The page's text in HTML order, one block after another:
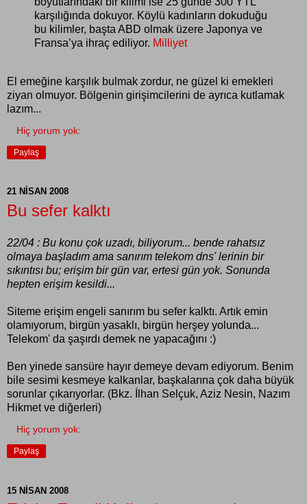
karşılığında dokuyor. Köylü kadınların dokuduğu
bu kilimler, başta ABD olmak üzere Japonya ve
Fransa’ya ihraç ediliyor. Milliyet
El emeğine karşılık bulmak zordur, ne güzel ki emekleri
ziyan olmuyor. Bölgenin girişimcilerini de ayrıca kutlamak
lazım...
Hiç yorum yok:
Paylaş
21 NISAN 2008
Bu sefer kalktı
22/04 : Bu konu çok uzadı, biliyorum... bende rahatsız
olmaya başladım ama sanırım telekom dns' lerinin bir
sıkıntısı bu; erişim bir gün var, ertesi gün yok. Sonunda
hepten erişim kesildi...
Siteme erişim engeli sanırım bu sefer kalktı. Artık emin
olamıyorum, birgün yasaklı, birgün herşey yolunda...
Telekom' da şaşırdı demek ne yapacağını :)
Ben yinede sansüre hayır demeye devam ediyorum. Benim
bile sesimi kesmeye kalkanlar, başkalarına çok daha büyük
sorunlar çıkarıyorlar. (Bkz. İlhan Selçuk, Aziz Nesin, Nazım
Hikmet ve diğerleri)
Hiç yorum yok:
Paylaş
15 NISAN 2008